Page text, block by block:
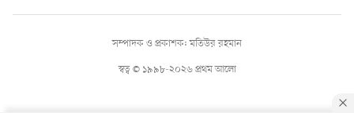
স্বত্ব © ১৯৯৮-২০২৬ প্রথম আলো
সম্পাদক ও প্রকাশক: মতিউর রহমান